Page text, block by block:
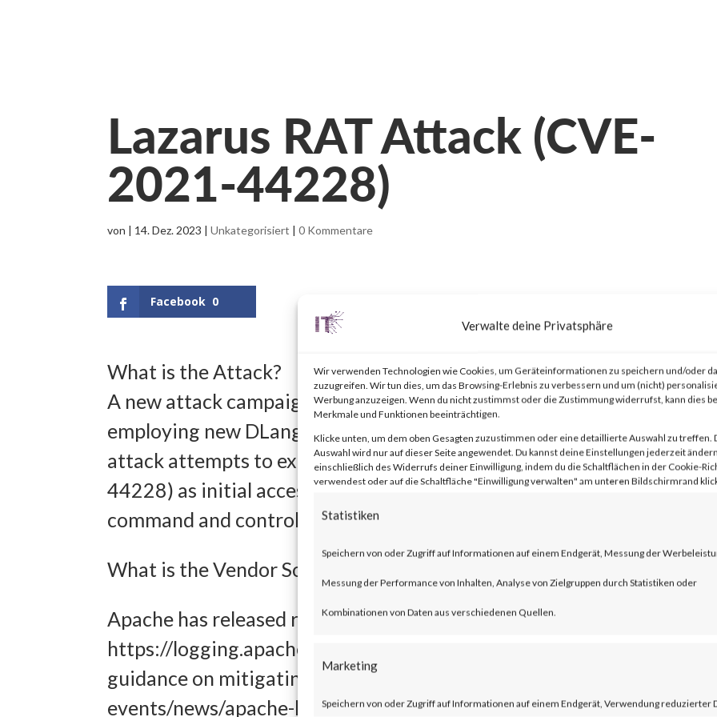
Verwalte deine Privatsphäre
Wir verwenden Technologien wie Cookies, um Geräteinformationen zu speichern und/oder
zuzugreifen. Wir tun dies, um das Browsing-Erlebnis zu verbessern und um (nicht)
Werbung anzuzeigen. Wenn du nicht zustimmst oder die Zustimmung widerrufst, kann dies
Merkmale und Funktionen beeinträchtigen.
Klicke unten, um dem oben Gesagten zuzustimmen oder eine detaillierte Auswahl zu treffen.
Auswahl wird nur auf dieser Seite angewendet. Du kannst deine Einstellungen jederzeit
einschließlich des Widerrufs deiner Einwilligung, indem du die Schaltflächen in der Cookie-
verwendest oder auf die Schaltfläche "Einwilligung verwalten" am unteren Bildschirmrand
Statistiken
Speichern von oder Zugriff auf Informationen auf einem Endgerät, Messung der
Messung der Performance von Inhalten, Analyse von Zielgruppen durch Statistiken oder
Kombinationen von Daten aus verschiedenen Quellen.
Marketing
Speichern von oder Zugriff auf Informationen auf einem Endgerät, Verwendung reduzierter
Lazarus RAT Attack (CVE-
2021-44228)
von | 14. Dez. 2023 |Unkategorisiert |0 Kommentare
Facebook 0
What is the Attack?
A new attack campaign led by the Lazarus threat actor group is seen
employing new DLang-based Remote Access Trojan (RAT) malware.
attack attempts to exploit the Apache Log4j2 vulnerability (CVE-
44228) as initial access. Once compromised, it eventually creates a
command and control (C2) channel.
What is the Vendor Solution?
Apache has released relevant updates in 2021 on
https://logging.apache.org/log4j/2.x/security.html. CISA has provided
guidance on mitigating the vulnerability at https://www.cisa.gov/
events/news/apache-log4j-vulnerability-guidance.